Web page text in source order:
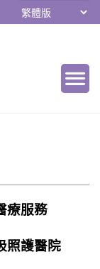
療服務
照護醫院